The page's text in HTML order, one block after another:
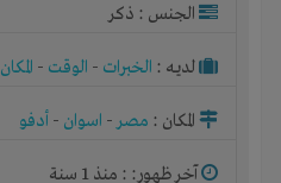
الجنس : ذكر
لديـه : الخبرات - الوقت - المكان
المكان : مصر- اسوان - أدفو
آخر ظهور: : منذ 1 سنة